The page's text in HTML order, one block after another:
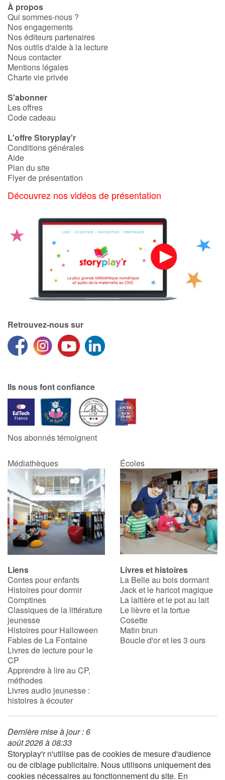
À propos
Qui sommes-nous ?
Nos engagements
Nos éditeurs partenaires
Nos outils d'aide à la lecture
Nous contacter
Mentions légales
Charte vie privée
S'abonner
Les offres
Code cadeau
L'offre Storyplay'r
Conditions générales
Aide
Plan du site
Flyer de présentation
Découvrez nos vidéos de présentation
Retrouvez-nous sur
Ils nous font confiance
Nos abonnés témoignent
Médiathèques Écoles
Liens
Contes pour enfants
Histoires pour dormir
Comptines
Classiques de la littérature
jeunesse
Histoires pour Halloween
Fables de La Fontaine
Livres de lecture pour le
CP
Apprendre à lire au CP,
méthodes
Livres audio jeunesse :
histoires à écouter
Livres et histoires
La Belle au bois dormant
Jack et le haricot magique
La laitière et le pot au lait
Le lièvre et la tortue
Cosette
Matin brun
Boucle d'or et les 3 ours
Dernière mise à jour : 6
août 2026 à 08:33
Storyplay'r n'utilise pas de cookies de mesure d'audience
ou de ciblage publicitaire. Nous utilisons uniquement des
cookies nécessaires au fonctionnement du site. En